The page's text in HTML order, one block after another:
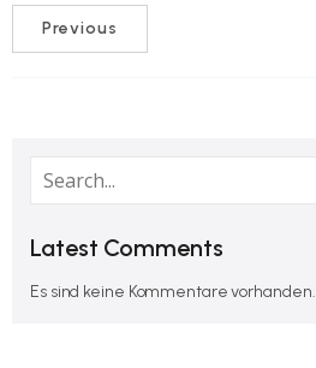
Previous
Latest Comments
Es sind keine Kommentare vorhanden.